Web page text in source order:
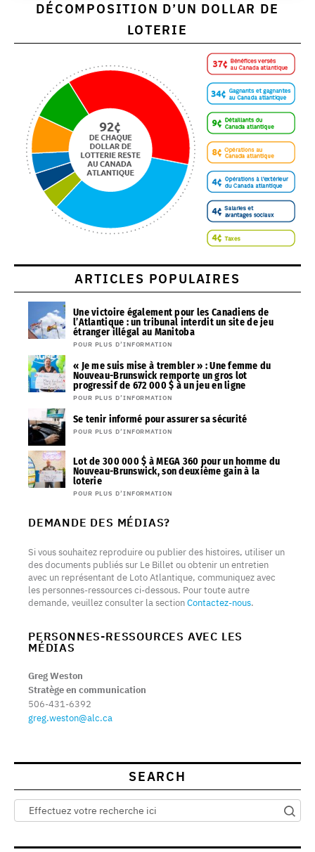
DÉCOMPOSITION D’UN DOLLAR DE
LOTERIE
ARTICLES POPULAIRES
Une victoire également pour les Canadiens de
l’Atlantique : un tribunal interdit un site de jeu
étranger illégal au Manitoba
POUR PLUS D’INFORMATION
« Je me suis mise à trembler » : Une femme du
Nouveau-Brunswick remporte un gros lot
progressif de 672 000 $ à un jeu en ligne
POUR PLUS D’INFORMATION
Se tenir informé pour assurer sa sécurité
POUR PLUS D’INFORMATION
Lot de 300 000 $ à MEGA 360 pour un homme du
Nouveau-Brunswick, son deuxième gain à la
loterie
POUR PLUS D’INFORMATION
DEMANDE DES MÉDIAS?
Si vous souhaitez reproduire ou publier des histoires, utiliser un
des documents publiés sur Le Billet ou obtenir un entretien
avec un représentant de Loto Atlantique, communiquez avec
les personnes-ressources ci-dessous. Pour toute autre
demande, veuillez consulter la sectionContactez-nous.
PERSONNES-RESSOURCES AVEC LES
MÉDIAS
Greg Weston
Stratège en communication
506-431-6392
greg.weston@alc.ca
SEARCH